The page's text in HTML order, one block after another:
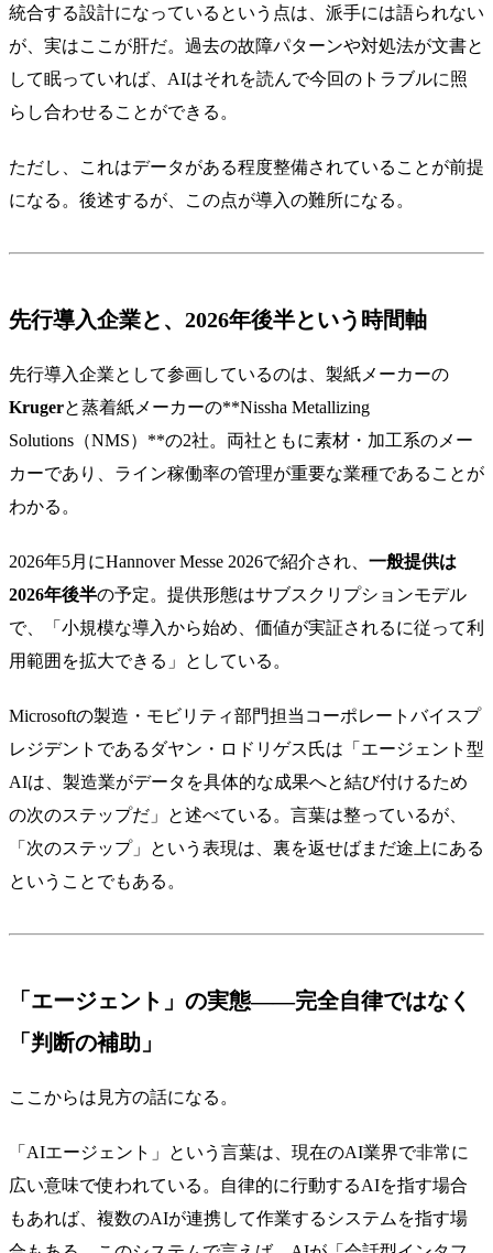
統合する設計になっているという点は、派手には語られない
が、実はここが肝だ。過去の故障パターンや対処法が文書と
して眠っていれば、AIはそれを読んで今回のトラブルに照
らし合わせることができる。
ただし、これはデータがある程度整備されていることが前提
になる。後述するが、この点が導入の難所になる。
先行導入企業と、2026年後半という時間軸
先行導入企業として参画しているのは、製紙メーカーの
Krugerと蒸着紙メーカーの**Nissha Metallizing
Solutions（NMS）**の2社。両社ともに素材・加工系のメー
カーであり、ライン稼働率の管理が重要な業種であることが
わかる。
2026年5月にHannover Messe 2026で紹介され、 一般提供は
2026年後半の予定。提供形態はサブスクリプションモデル
で、「小規模な導入から始め、価値が実証されるに従って利
用範囲を拡大できる」としている。
Microsoftの製造・モビリティ部門担当コーポレートバイスプ
レジデントであるダヤン・ロドリゲス氏は「エージェント型
AIは、製造業がデータを具体的な成果へと結び付けるため
の次のステップだ」と述べている。言葉は整っているが、
「次のステップ」という表現は、裏を返せばまだ途上にある
ということでもある。
「エージェント」の実態——完全自律ではなく
「判断の補助」
ここからは見方の話になる。
「AIエージェント」という言葉は、現在のAI業界で非常に
広い意味で使われている。自律的に行動するAIを指す場合
もあれば、複数のAIが連携して作業するシステムを指す場